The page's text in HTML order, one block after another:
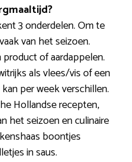
3 onderdelen. Om te
van het seizoen.
of aardappelen.
als vlees/vis of een
per week verschillen.
Hollandse recepten,
het seizoen en culinaire
boontjes
in saus.